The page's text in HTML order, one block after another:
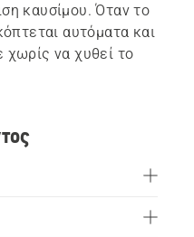
καυσίμου. Όταν το
αυτόματα και
χωρίς να χυθεί το